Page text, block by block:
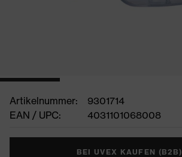
Artikelnummer:
9301714
EAN / UPC:
4031101068008
BEI UVEX KAUFEN (B2B)